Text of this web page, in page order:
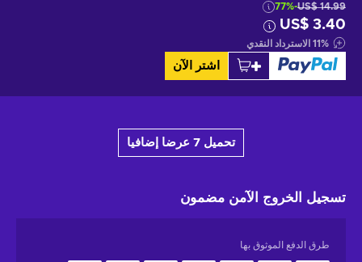
US$ 14.99
-77%
US$ 3.40
11% الاسترداد النقدي
اشتر الآن
تحميل 7 عرضا إضافيا
تسجيل الخروج الآمن مضمون
طرق الدفع الموثوق بها